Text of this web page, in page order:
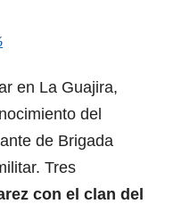
en La Guajira,
del
de Brigada
Tres
con el clan del